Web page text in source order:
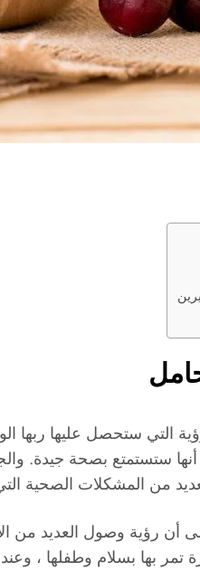
التي ستحصل عليها ربها
ستستمتع بصحة جيدة.
من المشكلات الصحية
أن رؤية وصول العديد من
تمر بها بسلام وطفلها ،